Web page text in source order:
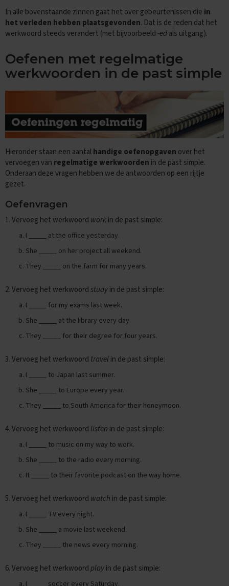
p
s
O
f
e
n
m
e
n
s
D
u
i
E
x
e
t
p
O
f
n
e
m
n
c
o
o
i
e
x
a
m
n
In alle bovenstaande zinnen gaat het over gebeurtenissen die in
het verleden hebben plaatsgevonden. Dat is de reden dat het
werkwoord steeds verandert (met bijvoorbeeld -edals uitgang).
Oefenen met regelmatige
werkwoorden in de past simple
Hieronder staan een aantalhandige oefenopgaven over het
vervoegen van regelmatige werkwoorden in de past simple.
Onderaan deze vragen hebben we de antwoorden op een rijtje
gezet.
Oefenvragen
1. Vervoeg het werkwoord workin de past simple:
I _____ at the office yesterday.
She _____ on her project all weekend.
They _____ on the farm for many years.
2. Vervoeg het werkwoordstudyin de past simple:
I _____ for my exams last week.
She _____ at the library every day.
They _____ for their degree for four years.
3. Vervoeg het werkwoord travelin de past simple:
I _____ to Japan last summer.
She _____ to Europe every year.
They _____ to South America for their honeymoon.
4. Vervoeg het werkwoord listen in de past simple:
I _____ to music on my way to work.
She _____ to the radio every morning.
It _____ to their favorite podcast on the way home.
5. Vervoeg het werkwoord watch in de past simple:
I _____ TV every night.
She _____ a movie last weekend.
They _____ the news every morning.
6. Vervoeg het werkwoordplayin de past simple: